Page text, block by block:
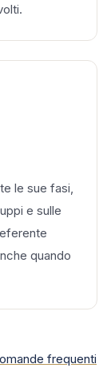
le sue fasi,
e sulle
quando
frequenti